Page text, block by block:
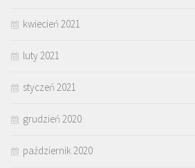
kwiecień 2021
luty 2021
styczeń 2021
grudzień 2020
październik 2020